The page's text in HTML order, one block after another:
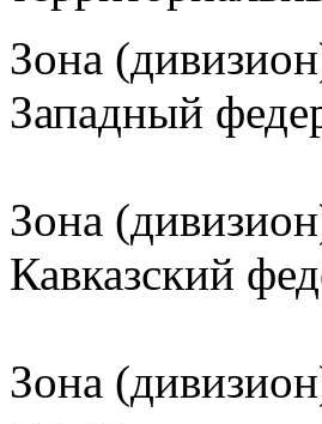
Зона
Западный
Зона
Кавказский
Зона